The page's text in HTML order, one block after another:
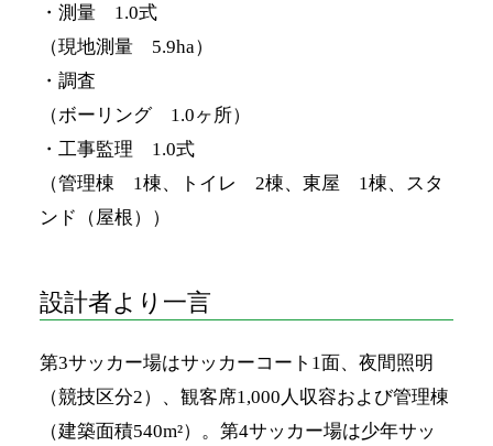
・測量 1.0式
（現地測量 5.9ha）
・調査
（ボーリング 1.0ヶ所）
・工事監理 1.0式
（管理棟 1棟、トイレ 2棟、東屋 1棟、スタ
ンド（屋根））
設計者より一言
第3サッカー場はサッカーコート1面、夜間照明
（競技区分2）、観客席1,000人収容および管理棟
（建築面積540m²）。第4サッカー場は少年サッ